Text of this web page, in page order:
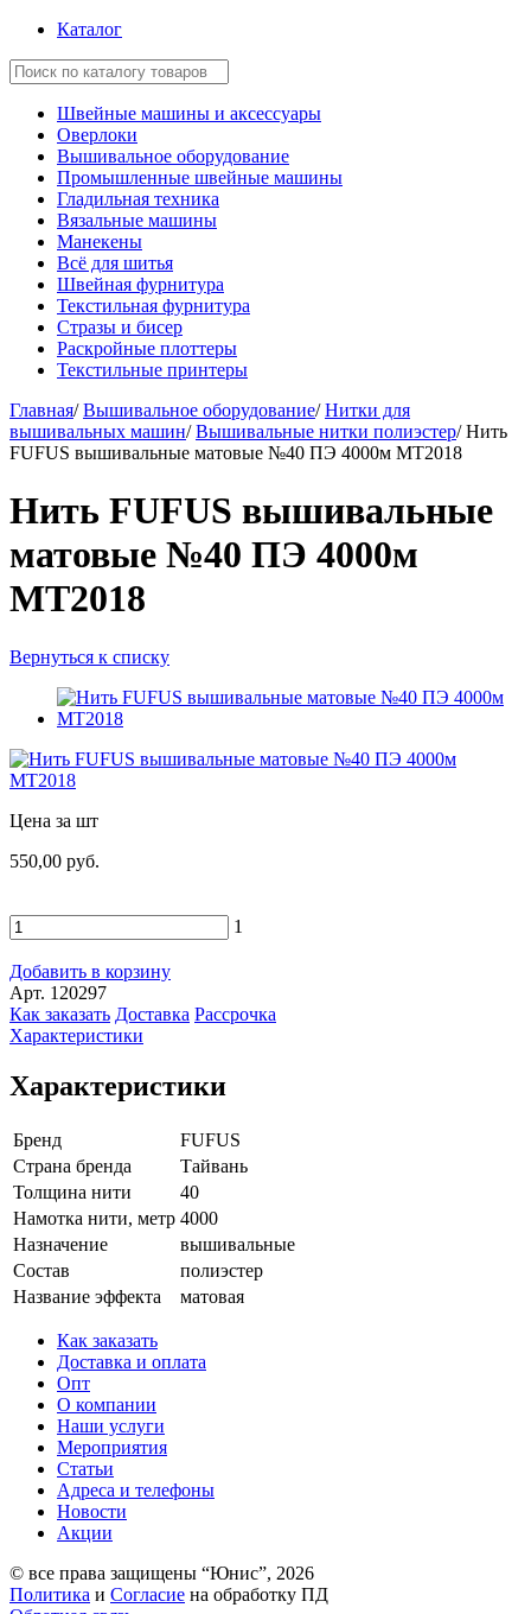
Каталог
Швейные машины и аксессуары
Оверлоки
Вышивальное оборудование
Промышленные швейные машины
Гладильная техника
Вязальные машины
Манекены
Всё для шитья
Швейная фурнитура
Текстильная фурнитура
Стразы и бисер
Раскройные плоттеры
Текстильные принтеры
Главная/ Вышивальное оборудование/ Нитки для
вышивальных машин/ Вышивальные нитки полиэстер/ Нить
FUFUS вышивальные матовые №40 ПЭ 4000м MT2018
Нить FUFUS вышивальные
матовые №40 ПЭ 4000м
MT2018
Вернуться к списку
Цена за шт
550,00 руб.
1
Добавить в корзину
Арт. 120297
Как заказать Доставка Рассрочка
Характеристики
Характеристики
Бренд
FUFUS
Страна бренда
Тайвань
Толщина нити
40
Намотка нити, метр 4000
Назначение
вышивальные
Состав
полиэстер
Название эффекта
матовая
Как заказать
Доставка и оплата
Опт
О компании
Наши услуги
Мероприятия
Статьи
Адреса и телефоны
Новости
Акции
© все права защищены “Юнис”, 2026
Политика и Cогласие на обработку ПД